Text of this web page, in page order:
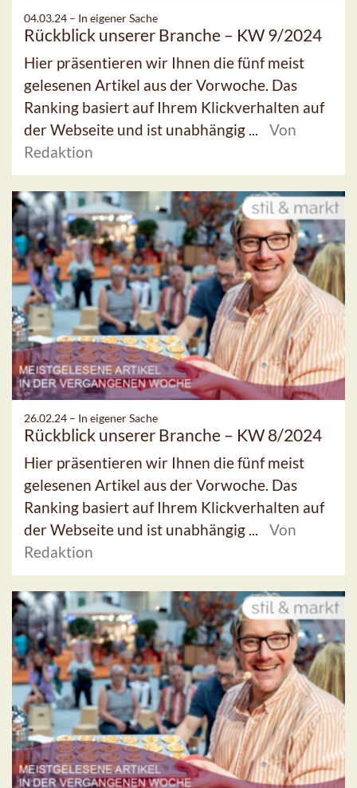
04.03.24 – In eigener Sache
Rückblick unserer Branche – KW 9/2024
Hier präsentieren wir Ihnen die fünf meist
gelesenen Artikel aus der Vorwoche. Das
Ranking basiert auf Ihrem Klickverhalten auf
der Webseite und ist unabhängig ...
Von
Redaktion
26.02.24 – In eigener Sache
Rückblick unserer Branche – KW 8/2024
Hier präsentieren wir Ihnen die fünf meist
gelesenen Artikel aus der Vorwoche. Das
Ranking basiert auf Ihrem Klickverhalten auf
der Webseite und ist unabhängig ...
Von
Redaktion